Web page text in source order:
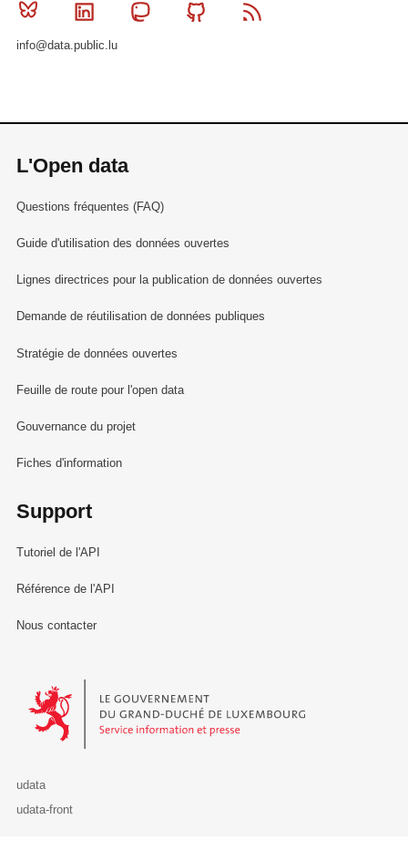
Bluesky Linkedin MastodonGithub
info@data.public.lu
L'Open data
Questions fréquentes (FAQ)
Guide d'utilisation des données ouvertes
Lignes directrices pour la publication de données ouvertes
Demande de réutilisation de données publiques
Stratégie de données ouvertes
Feuille de route pour l'open data
Gouvernance du projet
Fiches d'information
Support
Tutoriel de l'API
Référence de l'API
Nous contacter
Le Gouvernement du Grand-Duché de Luxembourg - Service
udata
udata-front